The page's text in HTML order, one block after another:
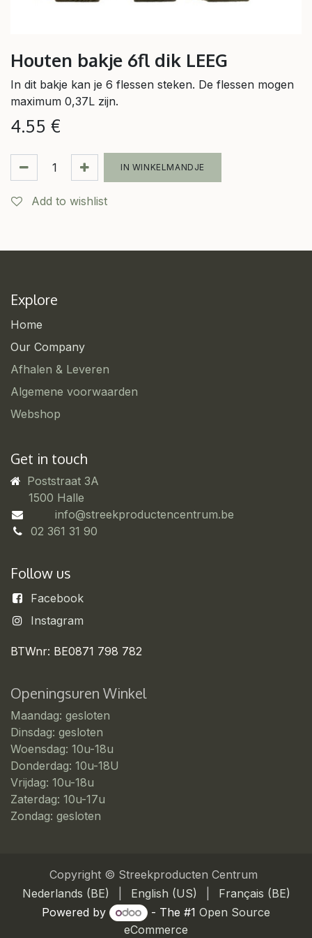
Houten bakje 6fl dik LEEG
In dit bakje kan je 6 flessen steken. De flessen mogen
maximum 0,37L zijn.
4.55 €
IN WINKELMANDJE
Add to wishlist
Explore
Home
Our Company
Afhalen & Leveren
Algemene voorwaarden
Webshop
Get in touch
Poststraat 3A
​1500 Halle
info@streekproductencentrum.be
02 361 31 90
Follow us
Facebook
Instagram
BTWnr: BE0871 798 782
Openingsuren Winkel
Maandag: gesloten
Dinsdag: gesloten
Woensdag: 10u-18u
Donderdag: 10u-18U
Vrijdag: 10u-18u
Zaterdag: 10u-17u
Zondag: gesloten
Copyright © Streekproducten Centrum
Nederlands (BE)
English (US)
Français (BE)
Powered by
- The #1 Open Source
eCommerce